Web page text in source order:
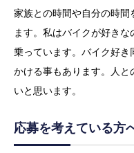
家族との時間や自分の時
ます。私はバイクが好きな
乗っています。バイク好き
かける事もあります。人と
いと思います。
応募を考えている方